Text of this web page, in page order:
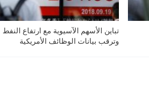
تباين الأسهم الآسيوية مع ارتفاع النفط
وترقب بيانات الوظائف الأمريكية